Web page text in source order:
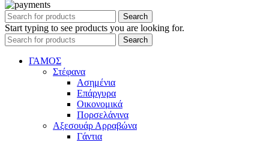
Search
Start typing to see products you are looking for.
Search
ΓΑΜΟΣ
Στέφανα
Ασημένια
Επάργυρα
Οικονομικά
Πορσελάνινα
Αξεσουάρ Αρραβώνα
Γάντια